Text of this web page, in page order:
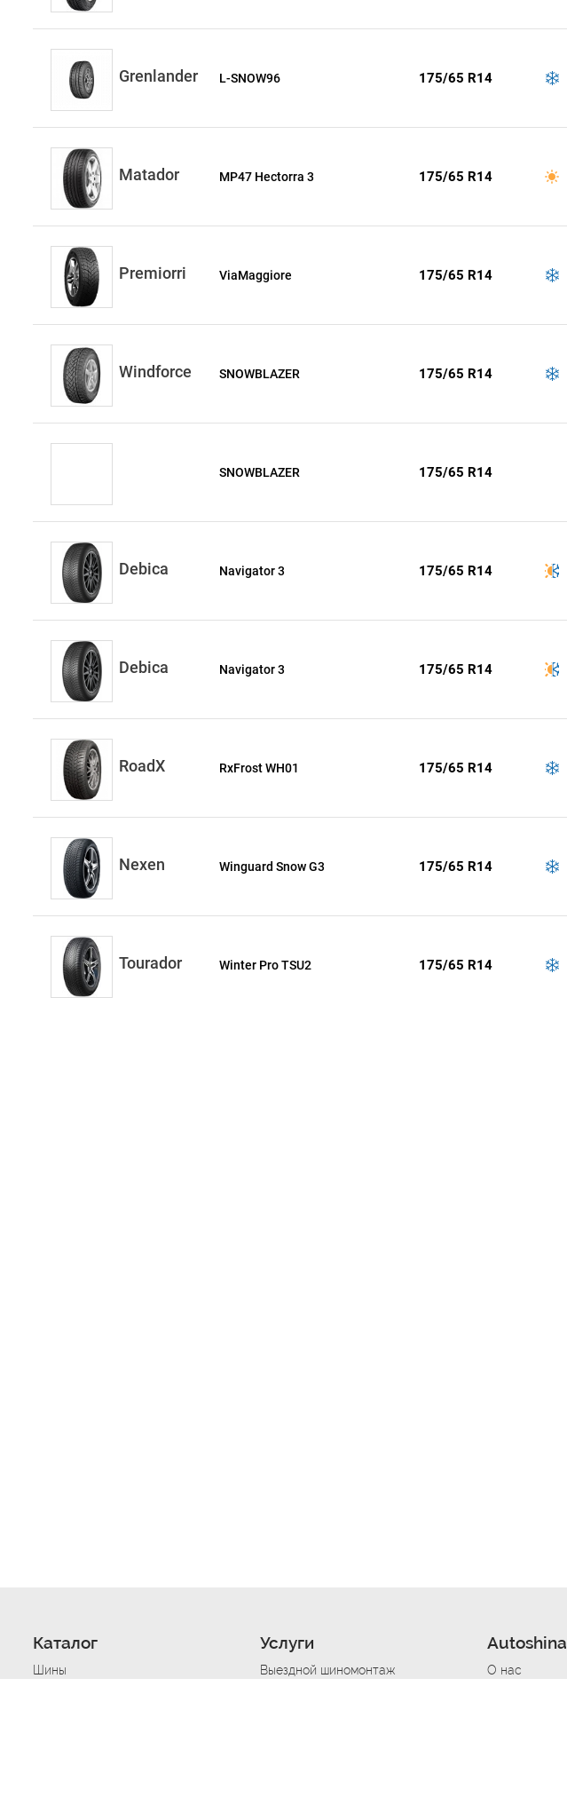
Grenlander L-SNOW96 175/65 R14
Matador MP47 Hectorra 3 175/65 R14
Premiorri ViaMaggiore 175/65 R14
Windforce SNOWBLAZER 175/65 R14
SNOWBLAZER 175/65 R14
Debica Navigator 3 175/65 R14
Debica Navigator 3 175/65 R14
RoadX RxFrost WH01 175/65 R14
Nexen Winguard Snow G3 175/65 R14
Tourador Winter Pro TSU2 175/65 R14
Каталог
Шины
Услуги
Выездной шиномонтаж
Autoshina
О нас